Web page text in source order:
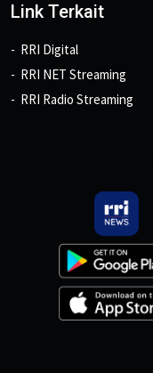
Link Terkait
RRI Digital
RRI NET Streaming
RRI Radio Streaming